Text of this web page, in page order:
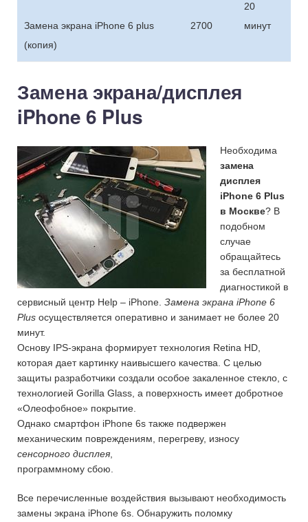
Замена экрана iPhone 6 plus
(копия)
2700
20
минут
Замена экрана/дисплея
iPhone 6 Plus
Необходима
замена
дисплея
iPhone 6 Plus
в Москве? В
подобном
случае
обращайтесь
за бесплатной
диагностикой в
сервисный центр Help – iPhone. Замена экрана iPhone 6
Plus осуществляется оперативно и занимает не более 20
минут.
Основу IPS-экрана формирует технология Retina HD,
которая дает картинку наивысшего качества. С целью
защиты разработчики создали особое закаленное стекло, с
технологией Gorilla Glass, а поверхность имеет добротное
«Олеофобное» покрытие.
Однако смартфон iPhone 6s также подвержен
механическим повреждениям, перегреву, износу
сенсорного дисплея
программному сбою.
Все перечисленные воздействия вызывают необходимость
замены экрана iPhone 6s. Обнаружить поломку